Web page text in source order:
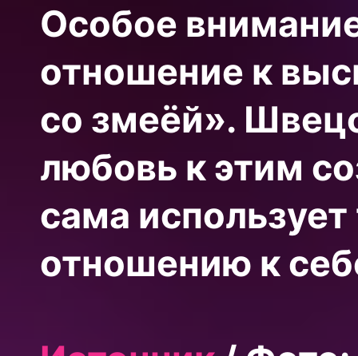
Особое
отношение к
со змеёй».
любовь к этим
сама
отношению к